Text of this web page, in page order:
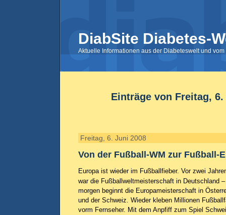
DiabSite Diabetes-
Aktuelle Informationen aus der Diabeteswelt und
Einträge von Freitag, 6.
Freitag, 6. Juni 2008
Von der Fußball-WM zur Fußball-
Europa ist wieder im Fußballfieber. Vor zwei
war die Fußballweltmeisterschaft in Deutschland –
morgen beginnt die Europameisterschaft in
und der Schweiz. Wieder kleben Millionen
vorm Fernseher. Mit dem Anpfiff zum Spiel